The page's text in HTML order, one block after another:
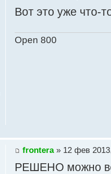
Вот это уже что-
Open 800
frontera» 12 фев
РЕШЕНО можно